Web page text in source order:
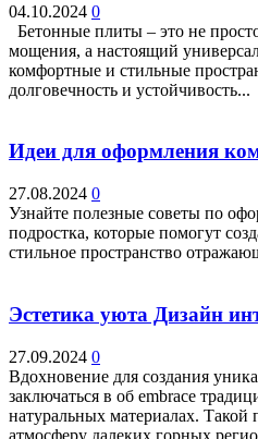
04.10.2024 0
Бетонные плиты – это не
мощения, а настоящий
комфортные и стильные
долговечность и устойчивость...
Идеи для оформления
27.08.2024 0
Узнайте полезные советы по
подростка, которые помогут
стильное пространство
Эстетика уюта Дизайн
27.09.2024 0
Вдохновение для создания
заключаться в об embrace
натуральных материалах. Такой
атмосферу далеких горных